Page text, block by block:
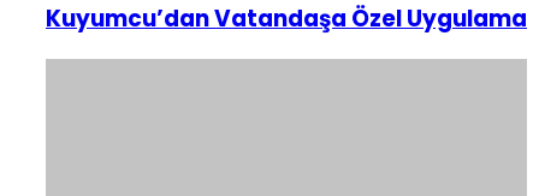
Kuyumcu’dan Vatandaşa Özel Uygulama